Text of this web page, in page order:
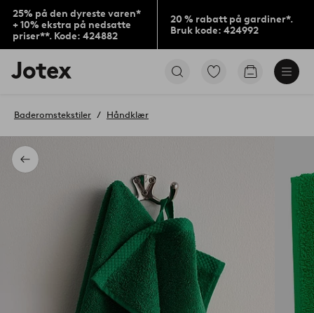
25% på den dyreste varen*
+ 10% ekstra på nedsatte
priser**. Kode: 424882
20 % rabatt på gardiner*.
Bruk kode: 424992
Jotex’
logo
til
Gå
Gå
Tilbake
Baderomstekstiler Håndklær